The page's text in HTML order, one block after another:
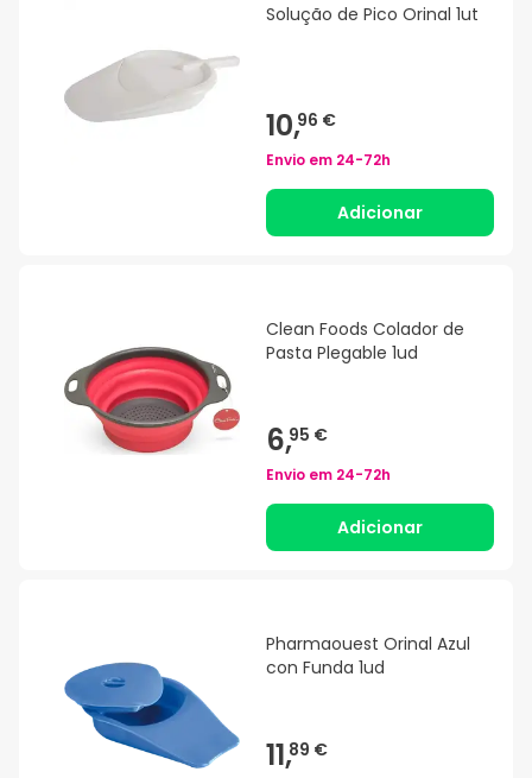
Solução de Pico Orinal 1ut
10,96 €
Envio em 24-72h
Adicionar
Clean Foods Colador de
Pasta Plegable 1ud
6,95 €
Envio em 24-72h
Adicionar
Pharmaouest Orinal Azul
con Funda 1ud
11,89 €